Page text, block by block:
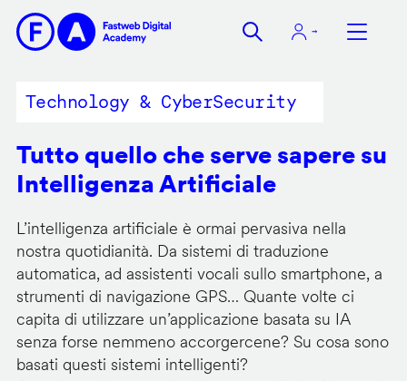
contenuto
Technology & CyberSecurity
Tutto quello che serve sapere su
Intelligenza Artificiale
L’intelligenza artificiale è ormai pervasiva nella
nostra quotidianità. Da sistemi di traduzione
automatica, ad assistenti vocali sullo smartphone, a
strumenti di navigazione GPS… Quante volte ci
capita di utilizzare un’applicazione basata su IA
senza forse nemmeno accorgercene? Su cosa sono
basati questi sistemi intelligenti?